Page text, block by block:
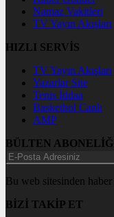
Namaz Vakitleri
TV Yayın Akışları
HIZLI SERVİS
TV Yayın Akışları
Yazarlar Site
Tenis İddaa
Basketbol Canlı
AMP
BÜLTEN
Bu web sitesinden
BİZİ TAKİP ET